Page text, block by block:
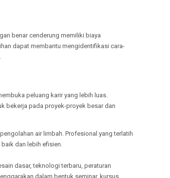
benar cenderung memiliki biaya
dapat membantu mengidentifikasi cara-
peluang karir yang lebih luas.
bekerja pada proyek-proyek besar dan
air limbah. Profesional yang terlatih
dan lebih efisien.
dasar, teknologi terbaru, peraturan
dalam bentuk seminar, kursus,